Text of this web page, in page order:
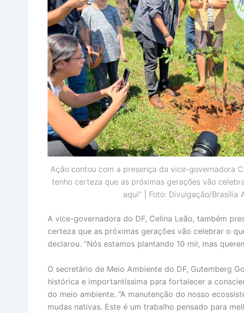
Ação contou com a presença da vice-governadora
tenho certeza que as próximas gerações vão
aqui” | Foto: Divulgação/Brasília
A vice-governadora do DF, Celina Leão, também
certeza que as próximas gerações vão celebrar o
declarou. “Nós estamos plantando 10 mil, mas
O secretário de Meio Ambiente do DF, Gutemberg
histórica e importantíssima para fortalecer a
do meio ambiente. “A manutenção do nosso
mudas nativas. Este é um trabalho pensado para